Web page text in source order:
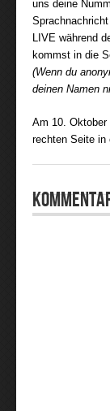
uns deine
LIVE während
kommst in die
(Wenn du
deinen Namen
Am 10. Oktober
rechten Seite in